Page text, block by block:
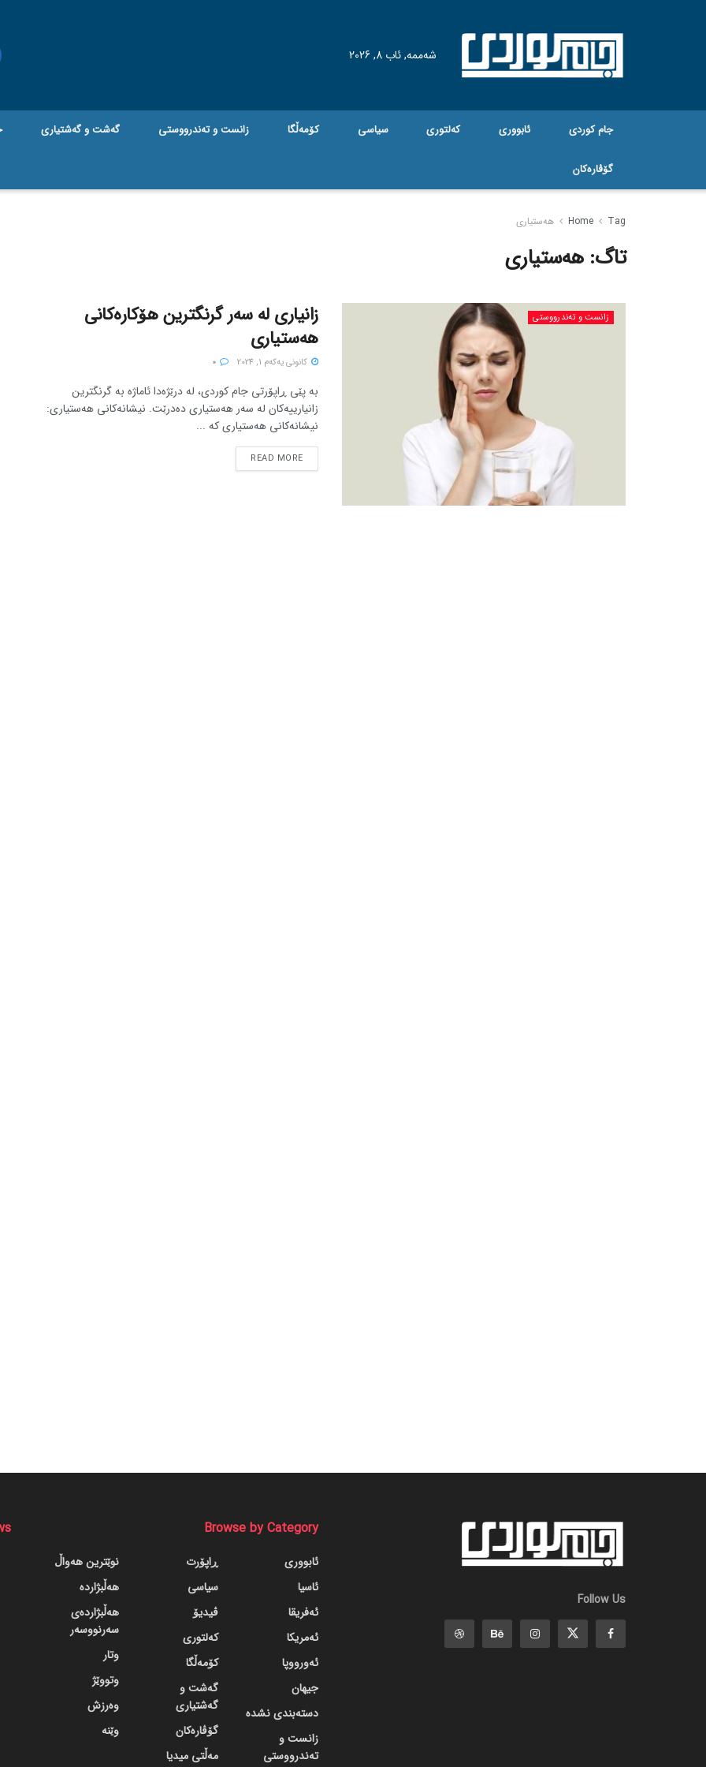
شەممە, ئاب 8, 2026
جام کوردی ئابووری کەلتوری سیاسی کۆمەڵگا زانست و تەندرووستی گه‌شت و گه‌شتیاری
گۆڤاره‌کان
Home Tag هەستیاری
تاگ:هەستیاری
زانست و تەندرووستی
زانیاری لە سەر گرنگترین هۆکارەکانی
هەستیاری
كانونی یه‌كه‌م 1, 2024
بە پێی ڕاپۆرتی جام کوردی، لە درێژەدا ئاماژە بە گرنگترین
زانیارییەکان لە سەر هەستیاری دەدرێت. نیشانەکانی هەستیاری:
نیشانەکانی هەستیاری کە ...
READ MORE
Follow Us
Browse by Category
ئابووری
ئاسیا
ئەفریقا
ئەمریکا
ئەورووپا
جیهان
دسته‌بندی نشده
زانست و
تەندرووستی
ڕاپۆرت
سیاسی
ڤیدیۆ
کەلتوری
کۆمەڵگا
گه‌شت و
گه‌شتیاری
گۆڤاره‌کان
مەڵتی میدیا
نوێترین هەواڵ
هەڵبژاردە
هەڵبژاردەی
سەرنووسەر
وتار
وتووێژ
وەرزش
وێنە